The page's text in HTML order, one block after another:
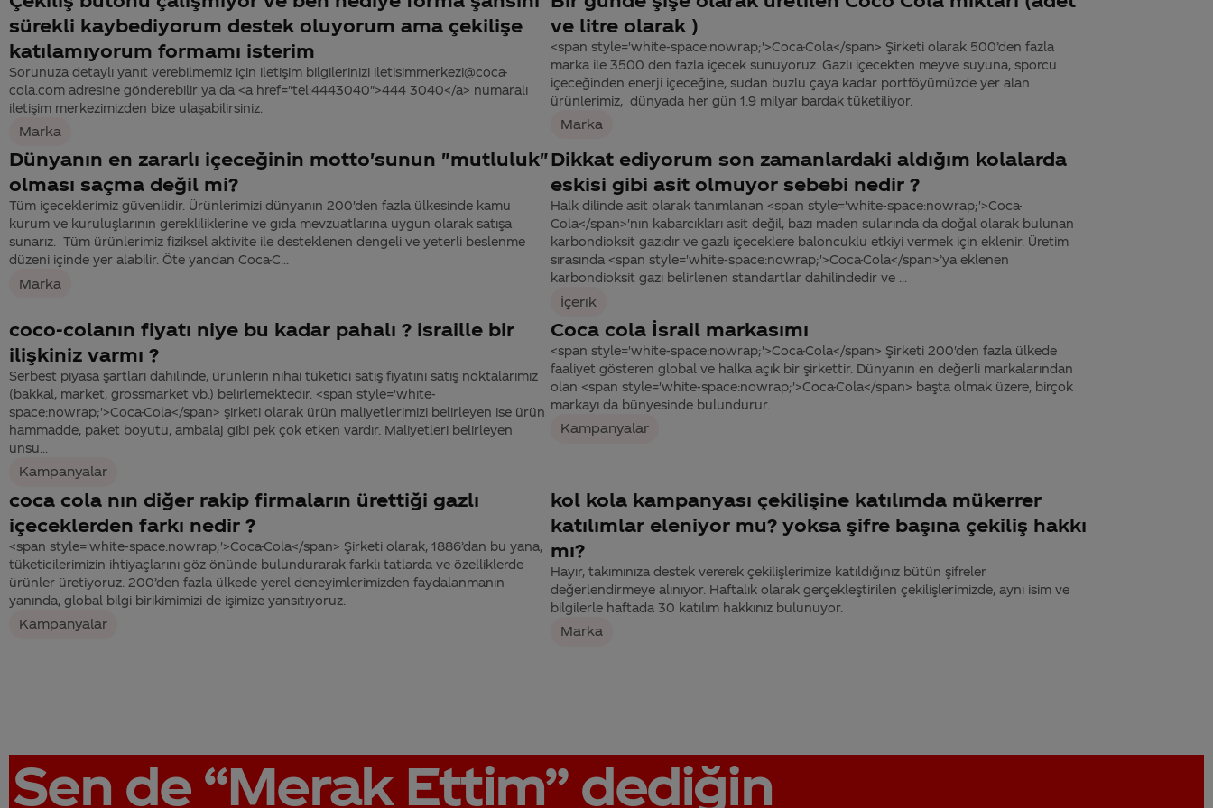
sürekli kaybediyorum destek oluyorum ama çekilişe
katılamıyorum formamı isterim
Sorunuza detaylı yanıt verebilmemiz için iletişim bilgilerinizi iletisimmerkezi@coca-
cola.com adresine gönderebilir ya da <a href="tel:4443040">444 3040</a> numaralı
iletişim merkezimizden bize ulaşabilirsiniz.
Marka
ve litre olarak )
<span style='white-space:nowrap;'>Coca-Cola</span> Şirketi olarak 500’den fazla
marka ile 3500 den fazla içecek sunuyoruz. Gazlı içecekten meyve suyuna, sporcu
içeceğinden enerji içeceğine, sudan buzlu çaya kadar portföyümüzde yer alan
ürünlerimiz, dünyada her gün 1.9 milyar bardak tüketiliyor.
Marka
Dünyanın en zararlı içeceğinin motto'sunun "mutluluk"
olması saçma değil mi?
Tüm içeceklerimiz güvenlidir. Ürünlerimizi dünyanın 200'den fazla ülkesinde kamu
kurum ve kuruluşlarının gerekliliklerine ve gıda mevzuatlarına uygun olarak satışa
sunarız. Tüm ürünlerimiz fiziksel aktivite ile desteklenen dengeli ve yeterli beslenme
düzeni içinde yer alabilir. Öte yandan Coca-C...
Marka
Dikkat ediyorum son zamanlardaki aldığım kolalarda
eskisi gibi asit olmuyor sebebi nedir ?
Halk dilinde asit olarak tanımlanan <span style='white-space:nowrap;'>Coca-
Cola</span>'nın kabarcıkları asit değil, bazı maden sularında da doğal olarak bulunan
karbondioksit gazıdır ve gazlı içeceklere baloncuklu etkiyi vermek için eklenir. Üretim
sırasında <span style='white-space:nowrap;'>Coca-Cola</span>’ya eklenen
karbondioksit gazı belirlenen standartlar dahilindedir ve ...
İçerik
coco-colanın fiyatı niye bu kadar pahalı ? israille bir
ilişkiniz varmı ?
Serbest piyasa şartları dahilinde, ürünlerin nihai tüketici satış fiyatını satış noktalarımız
(bakkal, market, grossmarket vb.) belirlemektedir. <span style='white-
space:nowrap;'>Coca-Cola</span> şirketi olarak ürün maliyetlerimizi belirleyen ise ürün
hammadde, paket boyutu, ambalaj gibi pek çok etken vardır. Maliyetleri belirleyen
unsu...
Kampanyalar
Coca cola İsrail markasımı
<span style='white-space:nowrap;'>Coca-Cola</span> Şirketi 200'den fazla ülkede
faaliyet gösteren global ve halka açık bir şirkettir. Dünyanın en değerli markalarından
olan <span style='white-space:nowrap;'>Coca-Cola</span> başta olmak üzere, birçok
markayı da bünyesinde bulundurur.
Kampanyalar
coca cola nın diğer rakip firmaların ürettiği gazlı
içeceklerden farkı nedir ?
<span style='white-space:nowrap;'>Coca-Cola</span> Şirketi olarak, 1886’dan bu yana,
tüketicilerimizin ihtiyaçlarını göz önünde bulundurarak farklı tatlarda ve özelliklerde
ürünler üretiyoruz. 200’den fazla ülkede yerel deneyimlerimizden faydalanmanın
yanında, global bilgi birikimimizi de işimize yansıtıyoruz.
Kampanyalar
kol kola kampanyası çekilişine katılımda mükerrer
katılımlar eleniyor mu? yoksa şifre başına çekiliş hakkı
mı?
Hayır, takımınıza destek vererek çekilişlerimize katıldığınız bütün şifreler
değerlendirmeye alınıyor. Haftalık olarak gerçekleştirilen çekilişlerimizde, aynı isim ve
bilgilerle haftada 30 katılım hakkınız bulunuyor.
Marka
Sen de “Merak Ettim”dediğin